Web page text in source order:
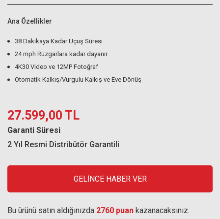
Ana Özellikler
38 Dakikaya Kadar Uçuş Süresi
24 mph Rüzgarlara kadar dayanır
4K30 Video ve 12MP Fotoğraf
Otomatik Kalkış/Vurgulu Kalkış ve Eve Dönüş
27.599,00 TL
Garanti Süresi
2 Yıl Resmi Distribütör Garantili
GELİNCE HABER VER
Bu ürünü satın aldığınızda 2760 puan kazanacaksınız.